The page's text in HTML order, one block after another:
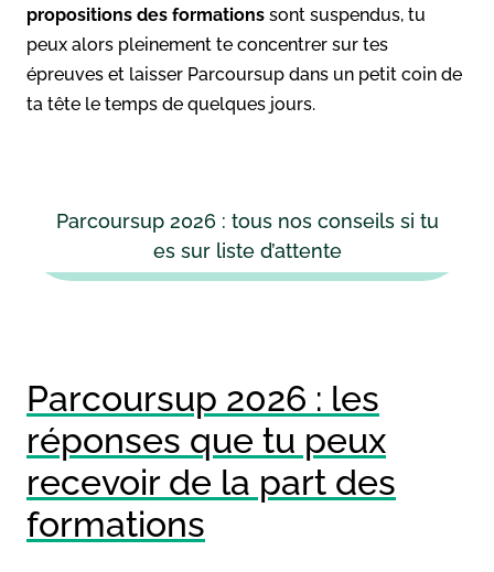
propositions des formations sont suspendus, tu
peux alors pleinement te concentrer sur tes
épreuves et laisser Parcoursup dans un petit coin de
ta tête le temps de quelques jours.
Parcoursup 2026 : tous nos conseils si tu
es sur liste d’attente
Parcoursup 2026 : les
réponses que tu peux
recevoir de la part des
formations